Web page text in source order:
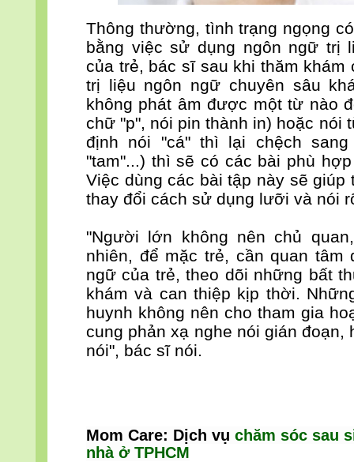
Thông thường, tình trạng ngọng
bằng việc sử dụng ngôn ngữ trị
của trẻ, bác sĩ sau khi thăm khám
trị liệu ngôn ngữ chuyên sâu
không phát âm được một từ nào
chữ "p", nói pin thành in) hoặc nói
định nói "cá" thì lại chệch
"tam"...) thì sẽ có các bài phù
Việc dùng các bài tập này sẽ giúp
thay đổi cách sử dụng lưỡi và nói
"Người lớn không nên chủ
nhiên, để mặc trẻ, cần quan tâm
ngữ của trẻ, theo dõi những bất
khám và can thiệp kịp thời.
huynh không nên cho tham gia
cung phản xạ nghe nói gián đoạn,
nói", bác sĩ nói.
Mom Care: Dịch vụ chăm sóc sau
nhà ở TPHCM